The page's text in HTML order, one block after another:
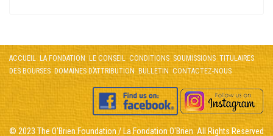
ACCUEIL LA FONDATION LE CONSEIL CONDITIONS SOUMISSIONS TITULAIRES
DES BOURSES DOMAINES D’ATTRIBUTION BULLETIN CONTACTEZ-NOUS
© 2023 The O'Brien Foundation / La Fondation O'Brien. All Rights Reserved